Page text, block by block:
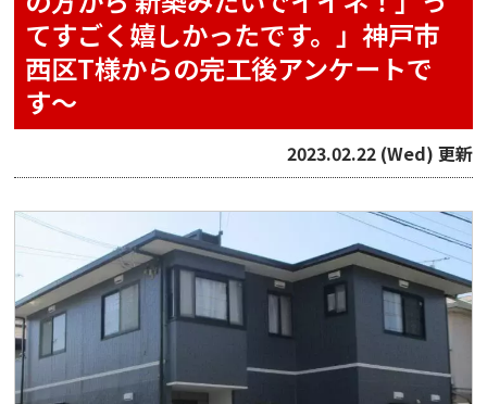
てすごく嬉しかったです。」神戸市
西区T様からの完工後アンケートで
す〜
2023.02.22 (Wed) 更新